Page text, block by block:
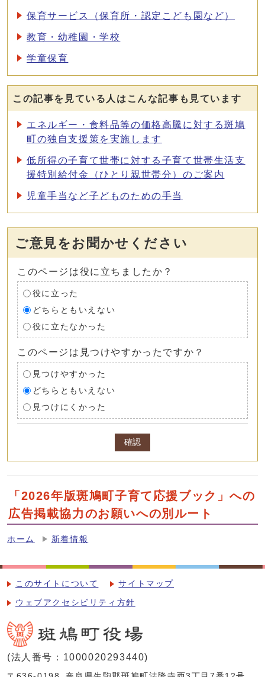
保育サービス（保育所・認定こども園など）
教育・幼稚園・学校
学童保育
この記事を見ている人はこんな記事も見ています
エネルギー・食料品等の価格高騰に対する斑鳩
町の独自支援策を実施します
低所得の子育て世帯に対する子育て世帯生活支
援特別給付金（ひとり親世帯分）のご案内
児童手当など子どものための手当
ご意見をお聞かせください
このページは役に立ちましたか？
役に立った
どちらともいえない
役に立たなかった
このページは見つけやすかったですか？
見つけやすかった
どちらともいえない
見つけにくかった
確認
「2026年版斑鳩町子育て応援ブック」への
広告掲載協力のお願いへの別ルート
ホーム 新着情報
このサイトについて サイトマップ
ウェブアクセシビリティ方針
(法人番号：1000020293440)